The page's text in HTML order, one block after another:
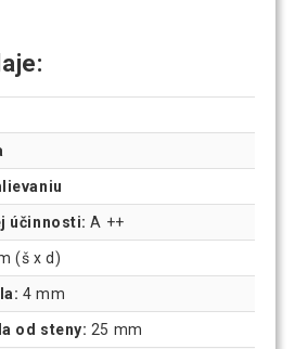
účinnosti: A ++
(š x d)
4 mm
od steny: 25 mm